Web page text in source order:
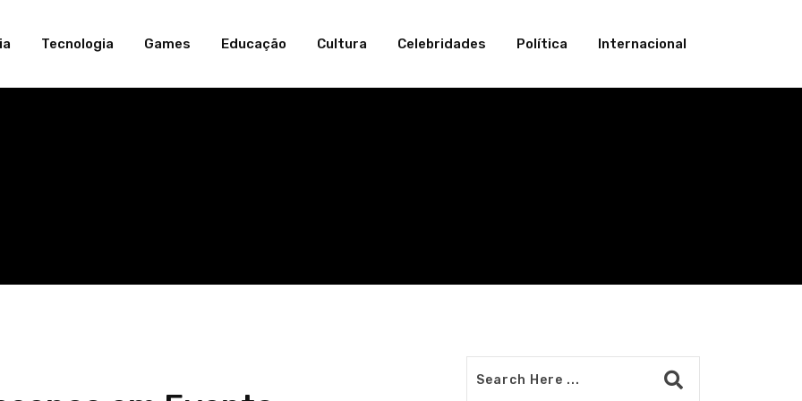
Tecnologia Games Educação Cultura Celebridades Política Internacional